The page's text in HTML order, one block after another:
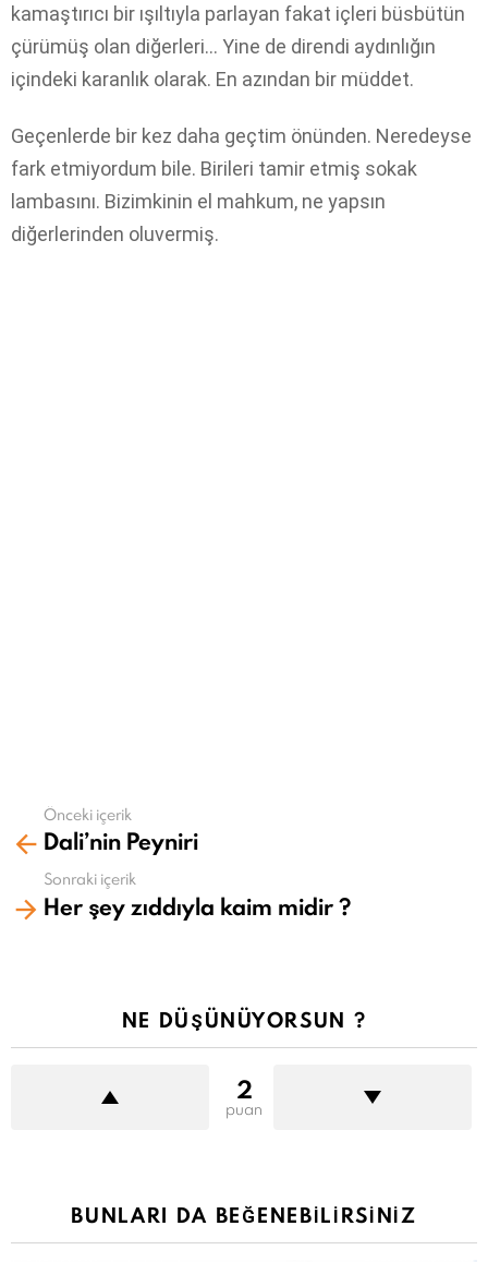
kamaştırıcı bir ışıltıyla parlayan fakat içleri büsbütün
çürümüş olan diğerleri… Yine de direndi aydınlığın
içindeki karanlık olarak. En azından bir müddet.
Geçenlerde bir kez daha geçtim önünden. Neredeyse
fark etmiyordum bile. Birileri tamir etmiş sokak
lambasını. Bizimkinin el mahkum, ne yapsın
diğerlerinden oluvermiş.
Daha
fazla
Önceki içerik
Dali’nin Peyniri
Sonraki içerik
Her şey zıddıyla kaim midir ?
NE DÜŞÜNÜYORSUN ?
2
puan
BUNLARI DA BEĞENEBILIRSINIZ